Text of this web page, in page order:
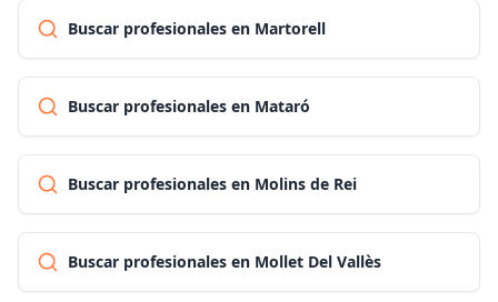
Buscar profesionales en Martorell
Buscar profesionales en Mataró
Buscar profesionales en Molins de Rei
Buscar profesionales en Mollet Del Vallès